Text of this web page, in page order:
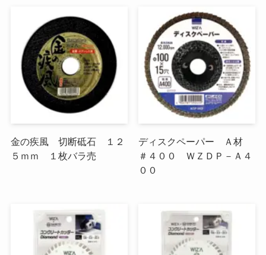
金の疾風 切断砥石 １２
５ｍｍ １枚バラ売
ディスクペーパー Ａ材
＃４００ ＷＺＤＰ－Ａ４
００